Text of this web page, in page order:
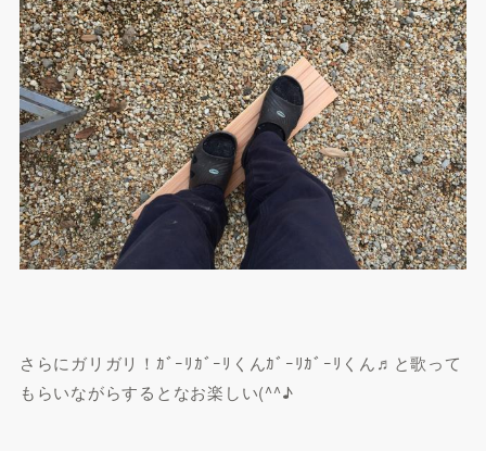
さらにガリガリ！ｶﾞｰﾘｶﾞｰﾘくんｶﾞｰﾘｶﾞｰﾘくん♬と歌って
もらいながらするとなお楽しい(^^♪